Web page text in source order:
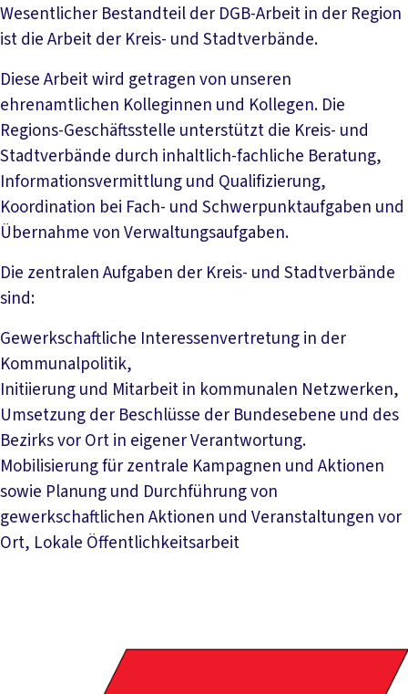
Wesentlicher Bestandteil der DGB-Arbeit in der Region
ist die Arbeit der Kreis- und Stadtverbände.
Diese Arbeit wird getragen von unseren
ehrenamtlichen Kolleginnen und Kollegen. Die
Regions-Geschäftsstelle unterstützt die Kreis- und
Stadtverbände durch inhaltlich-fachliche Beratung,
Informationsvermittlung und Qualifizierung,
Koordination bei Fach- und Schwerpunktaufgaben und
Übernahme von Verwaltungsaufgaben.
Die zentralen Aufgaben der Kreis- und Stadtverbände
sind:
Gewerkschaftliche Interessenvertretung in der
Kommunalpolitik,
Initiierung und Mitarbeit in kommunalen Netzwerken,
Umsetzung der Beschlüsse der Bundesebene und des
Bezirks vor Ort in eigener Verantwortung.
Mobilisierung für zentrale Kampagnen und Aktionen
sowie Planung und Durchführung von
gewerkschaftlichen Aktionen und Veranstaltungen vor
Ort, Lokale Öffentlichkeitsarbeit